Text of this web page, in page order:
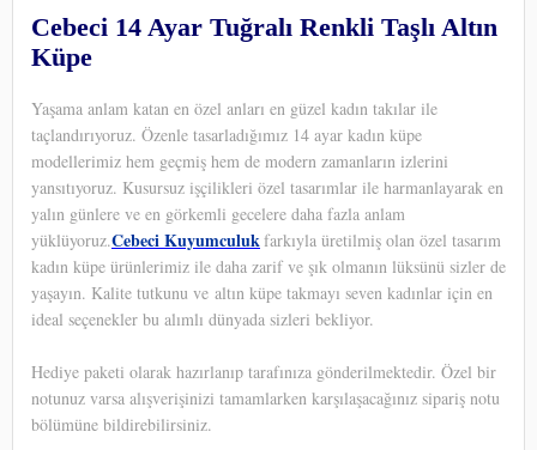
Cebeci 14 Ayar Tuğralı Renkli Taşlı Altın
Küpe
Yaşama anlam katan en özel anları en güzel kadın takılar ile
taçlandırıyoruz. Özenle tasarladığımız 14 ayar kadın küpe
modellerimiz hem geçmiş hem de modern zamanların izlerini
yansıtıyoruz. Kusursuz işçilikleri özel tasarımlar ile harmanlayarak en
yalın günlere ve en görkemli gecelere daha fazla anlam
yüklüyoruz.Cebeci Kuyumculukfarkıyla üretilmiş olan özel tasarım
kadın küpe ürünlerimiz ile daha zarif ve şık olmanın lüksünü sizler de
yaşayın. Kalite tutkunu ve altın küpe takmayı seven kadınlar için en
ideal seçenekler bu alımlı dünyada sizleri bekliyor.
Hediye paketi olarak hazırlanıp tarafınıza gönderilmektedir. Özel bir
notunuz varsa alışverişinizi tamamlarken karşılaşacağınız sipariş notu
bölümüne bildirebilirsiniz.